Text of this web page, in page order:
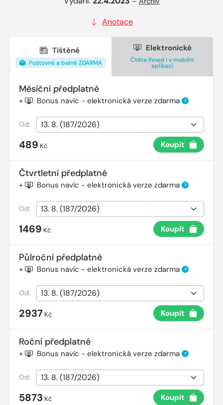
Anotace
Tištěné
Poštovné a balné ZDARMA
Elektronické
Čtěte ihned i v mobilní
aplikaci
Měsíční předplatné
+ Bonus navíc - elektronická verze zdarma ?
Od:
489 Kč Koupit
Čtvrtletní předplatné
+ Bonus navíc - elektronická verze zdarma ?
Od:
1469 Kč Koupit
Půlroční předplatné
+ Bonus navíc - elektronická verze zdarma ?
Od:
2937 Kč Koupit
Roční předplatné
+ Bonus navíc - elektronická verze zdarma ?
Od:
5873 Kč Koupit